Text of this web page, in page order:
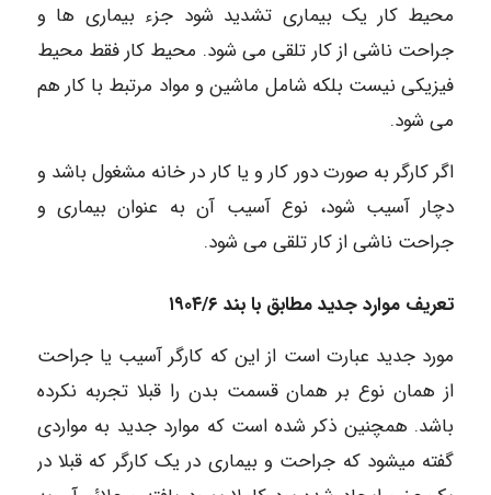
محیط کار یک بیماری تشدید شود جزء بیماری ها و
جراحت ناشی از کار تلقی می شود. محیط کار فقط محیط
فیزیکی نیست بلکه شامل ماشین و مواد مرتبط با کار هم
می شود.
اگر کارگر به صورت دور کار و یا کار در خانه مشغول باشد و
دچار آسیب شود، نوع آسیب آن به عنوان بیماری و
جراحت ناشی از کار تلقی می شود.
تعریف موارد جدید مطابق با بند ۱۹۰۴/۶
مورد جدید عبارت است از این که کارگر آسیب یا جراحت
از همان نوع بر همان قسمت بدن را قبلا تجربه نکرده
باشد. همچنین ذکر شده است که موارد جدید به مواردی
گفته میشود که جراحت و بیماری در یک کارگر که قبلا در